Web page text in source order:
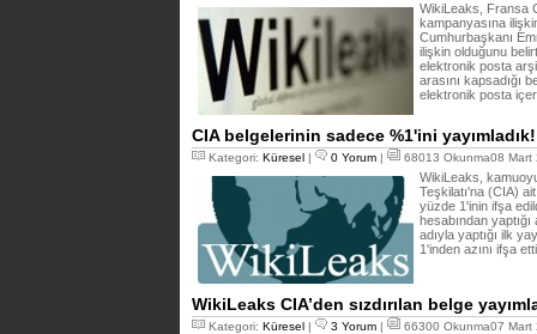
WikiLeaks, Fransa
kampanyasına
Cumhurbaşkanı
ilişkin olduğunu
elektronik posta
arasını kapsadığı
elektronik posta
CIA belgelerinin sadece %1'ini yayımladık!
Kategori: Küresel | 0 Yorum | 68013 Okunma08
WikiLeaks,
Teşkilatı'na (CIA)
yüzde 1'inin ifşa
hesabından yaptığı
adıyla yaptığı ilk
1'inden azını ifşa
WikiLeaks CIA’den sızdırılan belge
Kategori: Küresel | 3 Yorum | 66300 Okunma07